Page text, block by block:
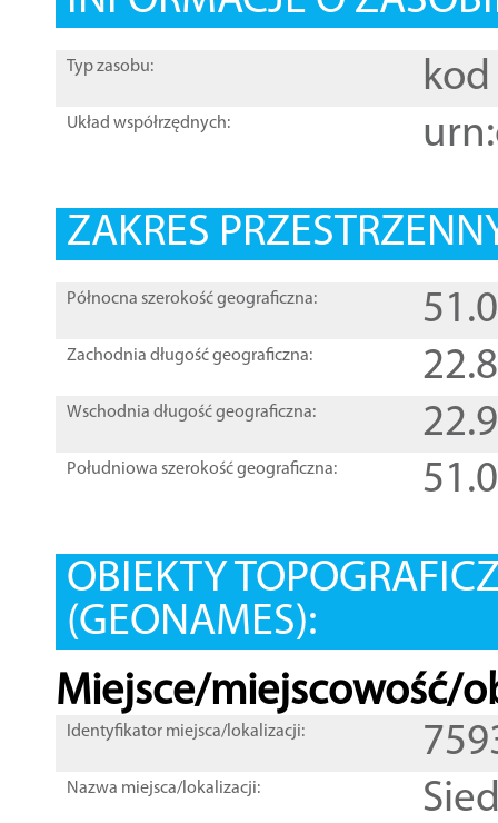
Typ zasobu: kod
Układ współrzędnych:
ZAKRES
Północna szerokość geograficzna:
Zachodnia długość geograficzna:
Wschodnia długość geograficzna:
Południowa szerokość geograficzna:
OBIEKTY
(GEONAMES):
Miejsce/miejscowość/
Identyfikator miejsca/lokalizacji:
Nazwa miejsca/lokalizacji: